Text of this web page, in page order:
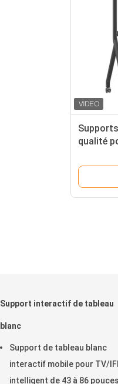
qualité
55/65/
Support interactif de tableau
blanc
Support de tableau blanc
interactif mobile pour TV/
intelligent de 43 à 86 pouces